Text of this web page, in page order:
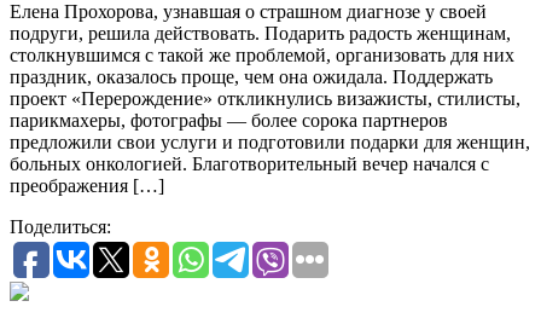
Елена Прохорова, узнавшая о страшном диагнозе у своей
подруги, решила действовать. Подарить радость женщинам,
столкнувшимся с такой же проблемой, организовать для них
праздник, оказалось проще, чем она ожидала. Поддержать
проект «Перерождение» откликнулись визажисты, стилисты,
парикмахеры, фотографы — более сорока партнеров
предложили свои услуги и подготовили подарки для женщин,
больных онкологией. Благотворительный вечер начался с
преображения […]
Поделиться: